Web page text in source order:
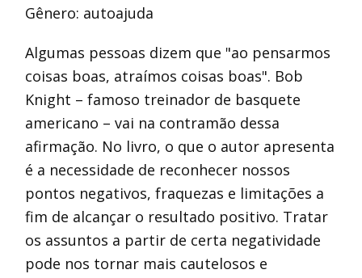
Gênero: autoajuda
Algumas pessoas dizem que "ao pensarmos
coisas boas, atraímos coisas boas". Bob
Knight – famoso treinador de basquete
americano – vai na contramão dessa
afirmação. No livro, o que o autor apresenta
é a necessidade de reconhecer nossos
pontos negativos, fraquezas e limitações a
fim de alcançar o resultado positivo. Tratar
os assuntos a partir de certa negatividade
pode nos tornar mais cautelosos e